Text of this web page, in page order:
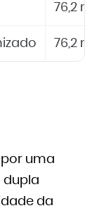
76,2
76,2
uma
dupla
da